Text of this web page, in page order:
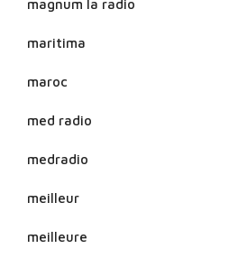
magnum la radio
maritima
maroc
med radio
medradio
meilleur
meilleure